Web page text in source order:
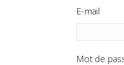
E-mail
Mot de